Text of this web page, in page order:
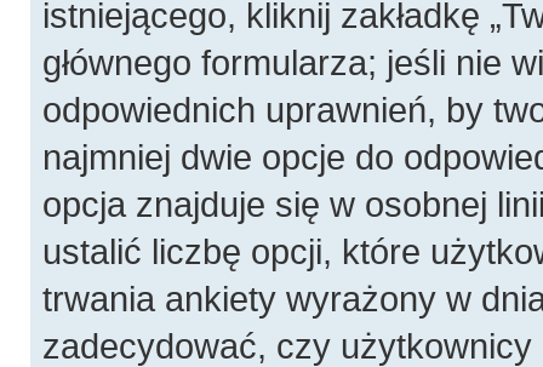
istniejącego, kliknij zakładkę
głównego formularza; jeśli nie
odpowiednich uprawnień, by
najmniej dwie opcje do
opcja znajduje się w osobnej
ustalić liczbę opcji, które
trwania ankiety wyrażony w
zadecydować, czy użytkownicy